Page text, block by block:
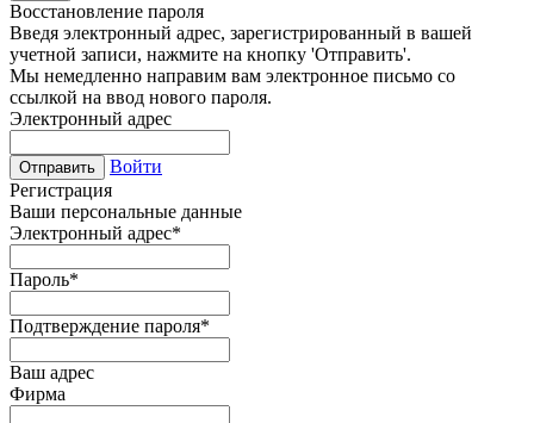
Восстановление пароля
Введя электронный адрес, зарегистрированный в вашей
учетной записи, нажмите на кнопку 'Отправить'.
Мы немедленно направим вам электронное письмо со
ссылкой на ввод нового пароля.
Электронный адрес
Отправить
Войти
Регистрация
Ваши персональные данные
Электронный адрес*
Пароль*
Подтверждение пароля*
Ваш адрес
Фирма